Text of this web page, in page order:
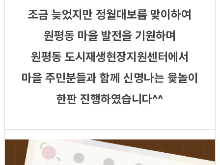
조금 늦었지만 정월대보름 맞이하여
원평동 마을 발전을 기원하며
원평동 도시재생현장지원센터에서
마을 주민분들과 함께 신명나는 윷놀이
한판 진행하였습니다^^